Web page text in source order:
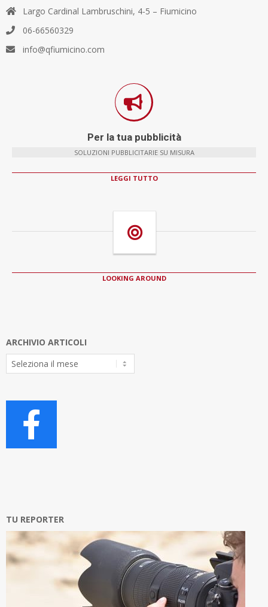
Largo Cardinal Lambruschini, 4-5 – Fiumicino
06-66560329
info@qfiumicino.com
Per la tua pubblicità
SOLUZIONI PUBBLICITARIE SU MISURA
LEGGI TUTTO
LOOKING AROUND
ARCHIVIO ARTICOLI
Archivio
Articoli
TU REPORTER